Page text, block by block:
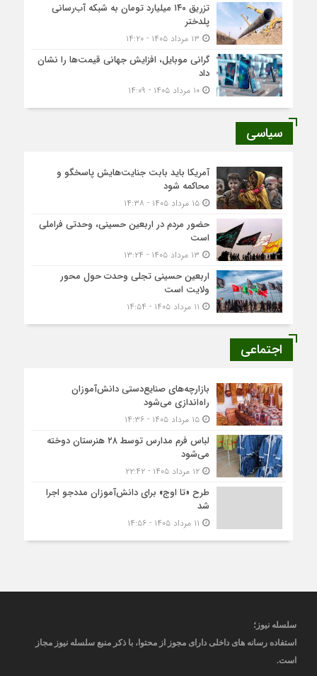
تزریق ۱۴۰ میلیارد تومان به شبکه آب‌رسانی
پلدختر
گرانی موبایل، افزایش جهانی قیمت‌ها را نشان
داد
۱۰ مرداد ۱۴۰۵ - ۱۴:۰۹
سیاسی
آمریکا باید بابت جنایت‌هایش پاسخگو و
محاکمه شود
۱۵ مرداد ۱۴۰۵ - ۱۴:۳۸
حضور مردم در اربعین حسینی، وحدتی فراملی
است
اربعین حسینی تجلی وحدت حول محور
ولایت است
اجتماعی
بازارچه‌های صنایع‌دستی دانش‌آموزان
راه‌اندازی می‌شود
۱۵ مرداد ۱۴۰۵ - ۱۴:۳۶
لباس فرم مدارس توسط ۲۸ هنرستان‌ دوخته
می‌شود
۱۲ مرداد ۱۴۰۵ - ۲۲:۴۲
طرح «تا اوج» برای دانش‌آموزان مددجو اجرا
شد
سلسله نیوز؛
استفاده رسانه های داخلی دارای مجوز از محتوا، با ذکر منبع سلسله نیوز مجاز
است.